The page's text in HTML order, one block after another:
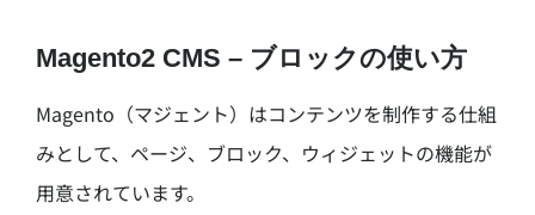
Magento2 CMS – ブロックの使い方
Magento（マジェント）はコンテンツを制作する仕組
みとして、ページ、ブロック、ウィジェットの機能が
用意されています。